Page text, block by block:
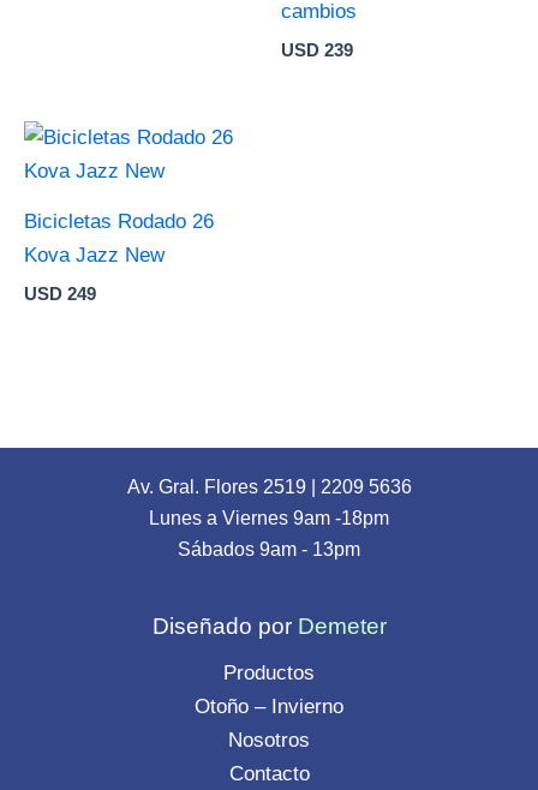
cambios
USD 239
Bicicletas Rodado 26
Kova Jazz New
USD 249
Av. Gral. Flores 2519| 2209 5636
Lunes a Viernes 9am -18pm
Sábados 9am - 13pm
Diseñado por Demeter
Productos
Otoño – Invierno
Nosotros
Contacto